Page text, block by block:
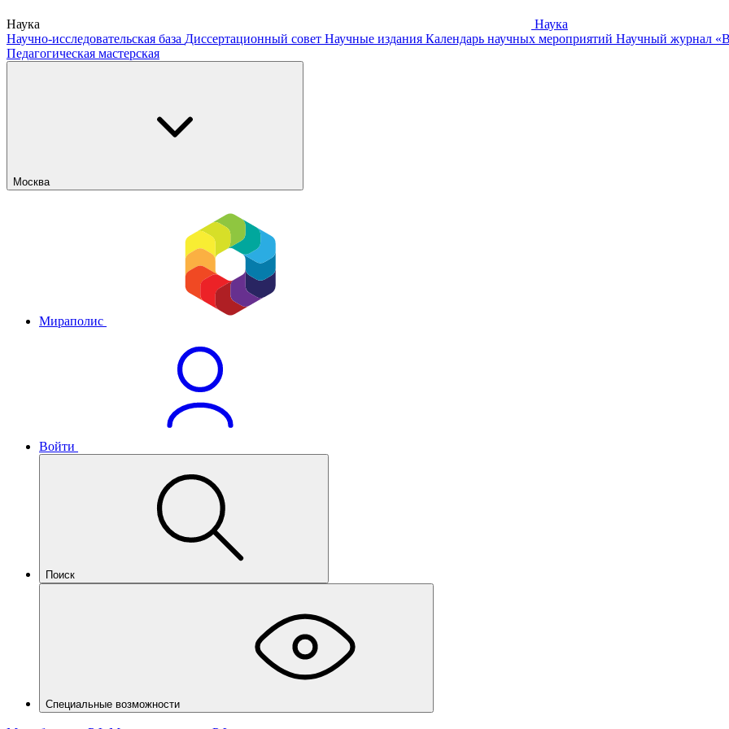
Наука
Наука
Научно-исследовательская база Диссертационный совет Научные издания Календарь научных мероприятий Научный журнал
Педагогическая мастерская
Москва
Мираполис
Войти
Поиск
Специальные возможности